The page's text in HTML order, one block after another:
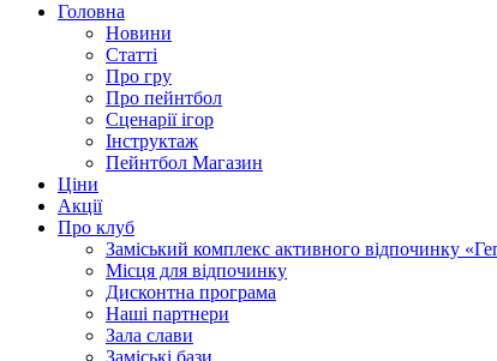
Головна
Новини
Статті
Про гру
Про пейнтбол
Сценарії ігор
Інструктаж
Пейнтбол Магазин
Ціни
Акції
Про клуб
Заміський комплекс активного відпочинку
Місця для відпочинку
Дисконтна програма
Наші партнери
Зала слави
Заміські бази